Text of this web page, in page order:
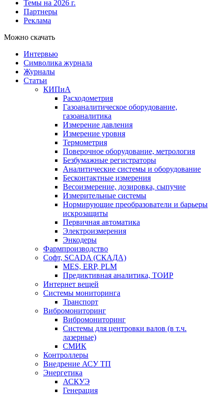
Темы на 2026 г.
Партнеры
Реклама
Можно скачать
Интервью
Символика журнала
Журналы
Статьи
КИПиА
Расходометрия
Газоаналитическое оборудование,
газоаналитика
Измерение давления
Измерение уровня
Термометрия
Поверочное оборудование, метрология
Безбумажные регистраторы
Аналитические системы и оборудование
Бесконтактные измерения
Весоизмерение, дозировка, сыпучие
Измерительные системы
Нормирующие преобразователи и барьеры
искрозащиты
Первичная автоматика
Электроизмерения
Энкодеры
Фармпроизводство
Софт, SCADA (СКАДА)
MES, ERP, PLM
Предиктивная аналитика, ТОИР
Интернет вещей
Системы мониторинга
Транспорт
Вибромониторинг
Вибромониторинг
Системы для центровки валов (в т.ч.
лазерные)
СМИК
Контроллеры
Внедрение АСУ ТП
Энергетика
АСКУЭ
Генерация